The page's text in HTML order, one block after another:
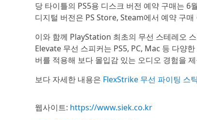
당 타이틀의 PS5용 디스크 버전 예약 구매는
디지털 버전은 PS Store, Steam에서 예약 구매
이와 함께 PlayStation 최초의 무선 스테레오
Elevate 무선 스피커는 PS5, PC, Mac 등 다양
버를 적용해 보다 몰입감 있는 오디오 경험을
보다 자세한 내용은 FlexStrike 무선 파이팅 스
웹사이트: https://www.siek.co.kr